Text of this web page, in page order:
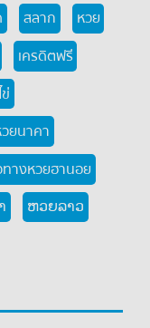
สลาก
หวย
เครดิตฟรี
ยนาคา
ทางหวยฮานอย
ຫວຍລາວ